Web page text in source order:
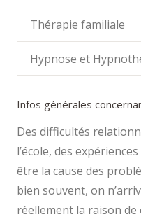
Thérapie familiale
Hypnose et
Infos générales
Des difficultés
l’école, des
être la cause des
bien souvent, on
réellement la raison de